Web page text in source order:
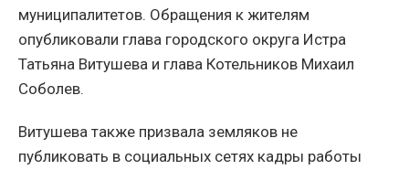
муниципалитетов. Обращения к жителям
опубликовали глава городского округа Истра
Татьяна Витушева и глава Котельников Михаил
Соболев.
Витушева также призвала земляков не
публиковать в социальных сетях кадры работы